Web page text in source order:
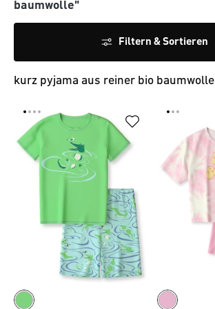
baumwolle"
Filtern & Sortieren
kurz pyjama aus reiner bio baumwolle